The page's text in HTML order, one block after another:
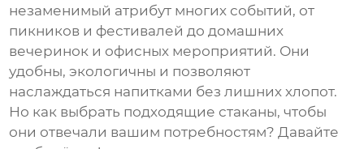
незаменимый атрибут многих событий, от
пикников и фестивалей до домашних
вечеринок и офисных мероприятий. Они
удобны, экологичны и позволяют
наслаждаться напитками без лишних хлопот.
Но как выбрать подходящие стаканы, чтобы
они отвечали вашим потребностям? Давайте